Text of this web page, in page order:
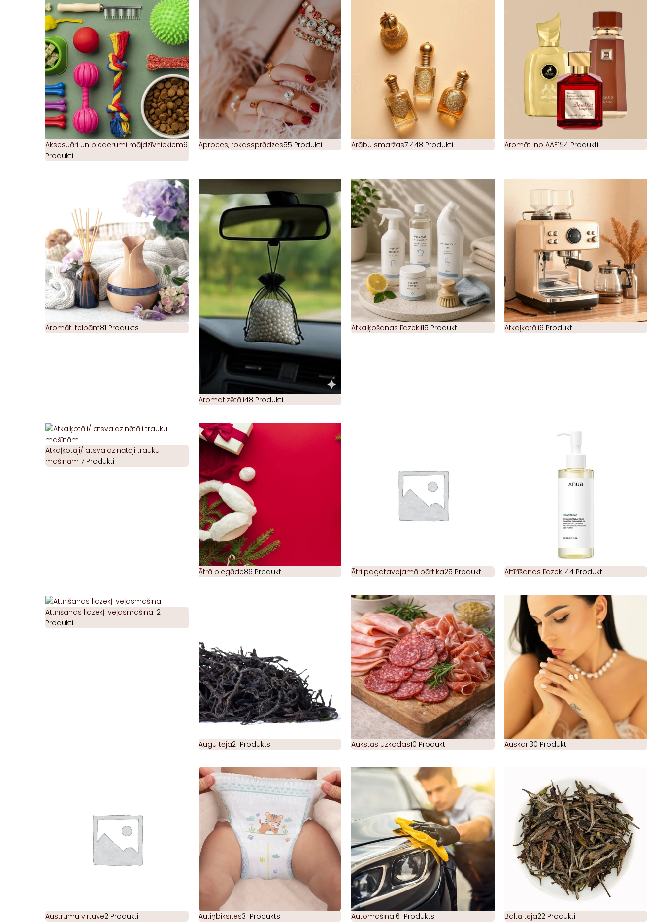
Aksesuāri un piederumi mājdzīvniekiem9
Produkti
Aproces, rokassprādzes55 Produkti Arābu smaržas7 448 Produkti Aromāti no AAE194 Produkti
Aromāti telpām81 Produkts
Aromatizētāji48 Produkti
Atkaļķošanas līdzekļi15 Produkti Atkaļķotāji6 Produkti
Atkaļķotāji/ atsvaidzinātāji trauku
mašīnām17 Produkti
Ātrā piegāde86 Produkti Ātri pagatavojamā pārtika25 Produkti Attīrīšanas līdzekļi44 Produkti
Attīrīšanas līdzekļi veļasmašīnai12
Produkti
Augu tēja21 Produkts Aukstās uzkodas10 Produkti Auskari30 Produkti
Austrumu virtuve2 Produkti Autiņbiksītes31 Produkts Automašīnai61 Produkts Baltā tēja22 Produkti